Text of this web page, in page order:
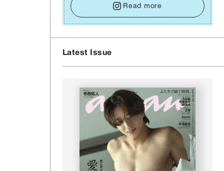
⾃⾝や疲れていそうな⼈をいたわることに時間を
使いましょう。ここでしっかりとエネルギーを蓄
え、困難を乗り越える⼒に変えましょう。
Read more
Latest Issue